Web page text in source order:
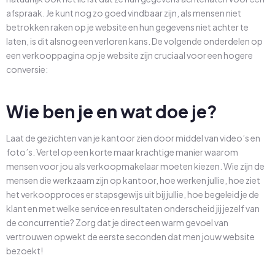
afspraak. Je kunt nog zo goed vindbaar zijn, als mensen niet
betrokken raken op je website en hun gegevens niet achter te
laten, is dit alsnog een verloren kans. De volgende onderdelen op
een verkooppagina op je website zijn cruciaal voor een hogere
conversie:
Wie ben je en wat doe je?
Laat de gezichten van je kantoor zien door middel van video’s en
foto’s. Vertel op een korte maar krachtige manier waarom
mensen voor jou als verkoopmakelaar moeten kiezen. Wie zijn de
mensen die werkzaam zijn op kantoor, hoe werken jullie, hoe ziet
het verkoopproces er stapsgewijs uit bij jullie, hoe begeleid je de
klant en met welke service en resultaten onderscheid jij jezelf van
de concurrentie? Zorg dat je direct een warm gevoel van
vertrouwen opwekt de eerste seconden dat men jouw website
bezoekt!